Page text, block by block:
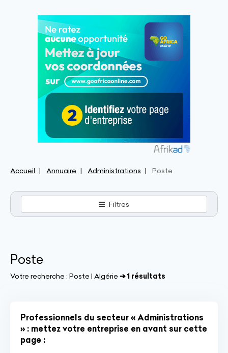
Accueil Annuaire Administrations Poste
Filtres
Poste
Votre recherche : Poste | Algérie ➔ 1 résultats
Professionnels du secteur « Administrations
» : mettez votre entreprise en avant sur cette
page :